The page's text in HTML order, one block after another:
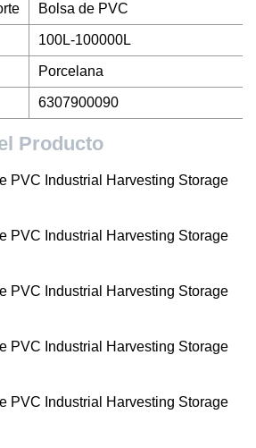
Bolsa de PVC
100L-100000L
Porcelana
6307900090
Producto